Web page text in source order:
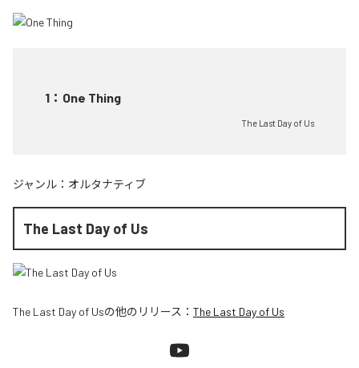
1 ： One Thing
The Last Day of Us
ジャンル： オルタナティブ
The Last Day of Us
The Last Day of Usの他のリリース： The Last Day of Us